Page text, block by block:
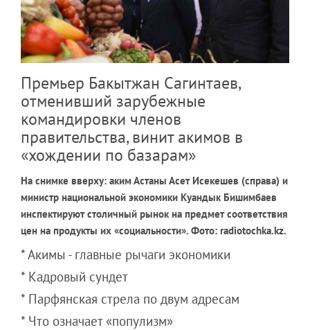
Премьер Бакытжан Сагинтаев,
отменивший зарубежные
командировки членов
правительства, винит акимов в
«хождении по базарам»
На снимке вверху: аким Астаны Асет Исекешев (справа) и
министр национальной экономики Куандык Бишимбаев
инспектируют столичный рынок на предмет соответствия
цен на продукты их «социальности». Фото: radiotochka.kz.
* Акимы - главные рычаги экономики
* Кадровый сундет
* Парфянская стрела по двум адресам
* Что означает «популизм»